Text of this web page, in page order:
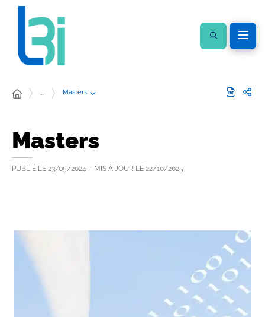
… Masters
Masters
PUBLIÉ LE 23/05/2024 – MIS À JOUR LE 22/10/2025